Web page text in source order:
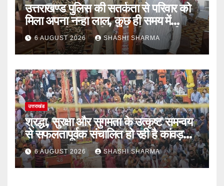
उत्तराखण्ड पुलिस की सतर्कता से परिवार को
मिला अपना नन्हा लाल, कुछ ही समय में
सकुशल खोजकर परिजनों के किया सुपुर्द
6 AUGUST 2026 SHASHI SHARMA
उत्तराखंड
श्रद्धा, सुरक्षा और सुगमता के उत्कृष्ट समन्वय
से सफलतापूर्वक संचालित हो रही है कांवड़
यात्रा
6 AUGUST 2026 SHASHI SHARMA